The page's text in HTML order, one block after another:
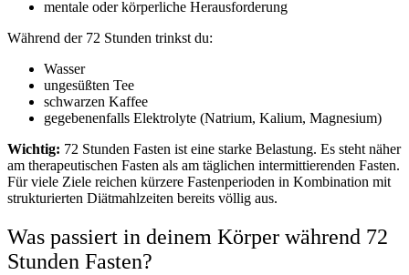
mentale oder körperliche Herausforderung
Während der 72 Stunden trinkst du:
Wasser
ungesüßten Tee
schwarzen Kaffee
gegebenenfalls Elektrolyte (Natrium, Kalium, Magnesium)
Wichtig: 72 Stunden Fasten ist eine starke Belastung. Es steht näher
am therapeutischen Fasten als am täglichen intermittierenden Fasten.
Für viele Ziele reichen kürzere Fastenperioden in Kombination mit
strukturierten Diätmahlzeiten bereits völlig aus.
Was passiert in deinem Körper während 72
Stunden Fasten?